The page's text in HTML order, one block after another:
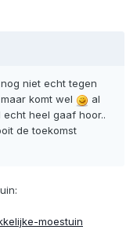
niet echt tegen
maar komt wel
al
heel gaaf hoor..
de toekomst
moestuin